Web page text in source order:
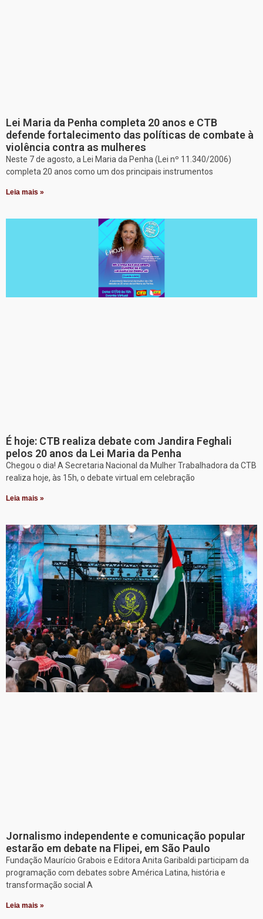
Lei Maria da Penha completa 20 anos e CTB
defende fortalecimento das políticas de combate à
violência contra as mulheres
Neste 7 de agosto, a Lei Maria da Penha (Lei nº 11.340/2006)
completa 20 anos como um dos principais instrumentos
Leia mais »
É hoje: CTB realiza debate com Jandira Feghali
pelos 20 anos da Lei Maria da Penha
Chegou o dia! A Secretaria Nacional da Mulher Trabalhadora da CTB
realiza hoje, às 15h, o debate virtual em celebração
Leia mais »
Jornalismo independente e comunicação popular
estarão em debate na Flipei, em São Paulo
Fundação Maurício Grabois e Editora Anita Garibaldi participam da
programação com debates sobre América Latina, história e
transformação social A
Leia mais »